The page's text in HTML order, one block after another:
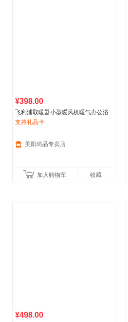
¥398.00
飞利浦取暖器小型暖风机暖气办公浴
室速热家用
支持礼品卡
美阳尚品专卖店
加入购物车 收藏
¥498.00